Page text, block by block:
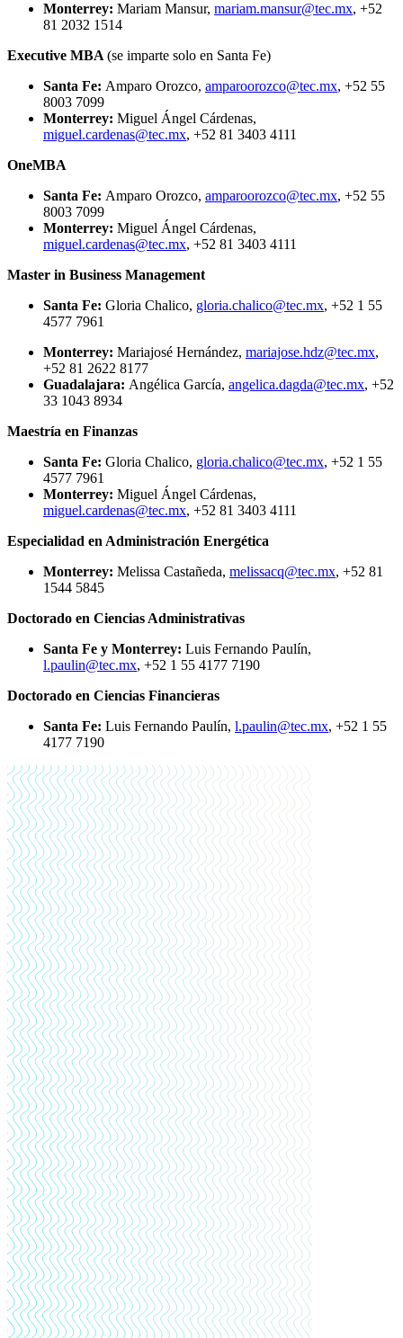
Monterrey: Mariam Mansur, mariam.mansur@tec.mx, +52
81 2032 1514
Executive MBA(se imparte solo en Santa Fe)
Santa Fe: Amparo Orozco, amparoorozco@tec.mx, +52 55
8003 7099
Monterrey: Miguel Ángel Cárdenas,
miguel.cardenas@tec.mx, +52 81 3403 4111
OneMBA
Santa Fe: Amparo Orozco, amparoorozco@tec.mx, +52 55
8003 7099
Monterrey: Miguel Ángel Cárdenas,
miguel.cardenas@tec.mx, +52 81 3403 4111
Master in Business Management
Santa Fe: Gloria Chalico, gloria.chalico@tec.mx, +52 1 55
4577 7961
Monterrey: Mariajosé Hernández, mariajose.hdz@tec.mx,
+52 81 2622 8177
Guadalajara: Angélica García, angelica.dagda@tec.mx, +52
33 1043 8934
Maestría en Finanzas
Santa Fe: Gloria Chalico, gloria.chalico@tec.mx, +52 1 55
4577 7961
Monterrey: Miguel Ángel Cárdenas,
miguel.cardenas@tec.mx, +52 81 3403 4111
Especialidad en Administración Energética
Monterrey: Melissa Castañeda, melissacq@tec.mx, +52 81
1544 5845
Doctorado en Ciencias Administrativas
Santa Fe y Monterrey: Luis Fernando Paulín,
l.paulin@tec.mx, +52 1 55 4177 7190
Doctorado en Ciencias Financieras
Santa Fe: Luis Fernando Paulín, l.paulin@tec.mx, +52 1 55
4177 7190